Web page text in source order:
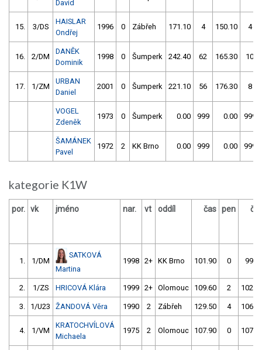
David
15. 3/DS
HAISLAR
Ondřej
1996 0 Zábřeh 171.10 4 150.10 4
16. 2/DM
DANĚK
Dominik
1998 0 Šumperk 242.40 62 165.30 10
17. 1/ZM
URBAN
Daniel
2001 0 Šumperk 221.10 56 176.30 8
VOGEL
Zdeněk
1973 0 Šumperk 0.00 999 0.00 999
ŠAMÁNEK
Pavel
1972 2 KK Brno 0.00 999 0.00 999
kategorie K1W
por. vk jméno nar. vt oddíl čas pen
1. 1/DM
SATKOVÁ
Martina
1998 2+ KK Brno 101.90 0
2. 1/ZS HRICOVÁ Klára 1999 2+ Olomouc 109.60 2
3. 1/U23 ŽANDOVÁ Věra 1990 2 Zábřeh 129.50 4
4. 1/VM
KRATOCHVÍLOVÁ
Michaela
1975 2 Olomouc 107.90 0